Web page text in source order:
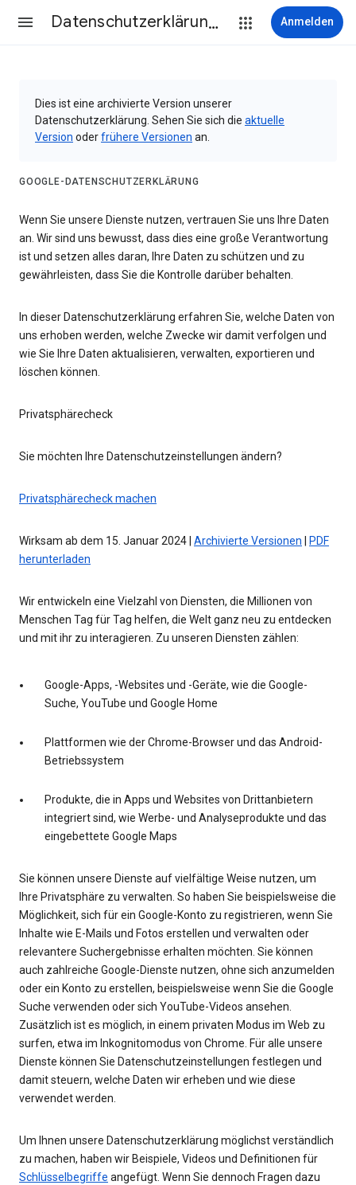
Datenschutzerklärung & Nutzungsbedingungen Anmelden
Dies ist eine archivierte Version unserer
Datenschutzerklärung. Sehen Sie sich die aktuelle
Version oderfrühere Versionen an.
GOOGLE-DATENSCHUTZERKLÄRUNG
Wenn Sie unsere Dienste nutzen, vertrauen Sie uns Ihre Daten
an. Wir sind uns bewusst, dass dies eine große Verantwortung
ist und setzen alles daran, Ihre Daten zu schützen und zu
gewährleisten, dass Sie die Kontrolle darüber behalten.
In dieser Datenschutzerklärung erfahren Sie, welche Daten von
uns erhoben werden, welche Zwecke wir damit verfolgen und
wie Sie Ihre Daten aktualisieren, verwalten, exportieren und
löschen können.
Privatsphärecheck
Sie möchten Ihre Datenschutzeinstellungen ändern?
Privatsphärecheck machen
Wirksam ab dem 15. Januar 2024 | Archivierte Versionen
PDF
herunterladen
Wir entwickeln eine Vielzahl von Diensten, die Millionen von
Menschen Tag für Tag helfen, die Welt ganz neu zu entdecken
und mit ihr zu interagieren. Zu unseren Diensten zählen:
Google-Apps, -Websites und -Geräte, wie die Google-
Suche, YouTube und Google Home
Plattformen wie der Chrome-Browser und das Android-
Betriebssystem
Produkte, die in Apps und Websites von Drittanbietern
integriert sind, wie Werbe- und Analyseprodukte und das
eingebettete Google Maps
Sie können unsere Dienste auf vielfältige Weise nutzen, um
Ihre Privatsphäre zu verwalten. So haben Sie beispielsweise die
Möglichkeit, sich für ein Google-Konto zu registrieren, wenn Sie
Inhalte wie E-Mails und Fotos erstellen und verwalten oder
relevantere Suchergebnisse erhalten möchten. Sie können
auch zahlreiche Google-Dienste nutzen, ohne sich anzumelden
oder ein Konto zu erstellen, beispielsweise wenn Sie die Google
Suche verwenden oder sich YouTube-Videos ansehen.
Zusätzlich ist es möglich, in einem privaten Modus im Web zu
surfen, etwa im Inkognitomodus von Chrome. Für alle unsere
Dienste können Sie Datenschutzeinstellungen festlegen und
damit steuern, welche Daten wir erheben und wie diese
verwendet werden.
Um Ihnen unsere Datenschutzerklärung möglichst verständlich
zu machen, haben wir Beispiele, Videos und Definitionen für
Schlüsselbegriffe angefügt. Wenn Sie dennoch Fragen dazu